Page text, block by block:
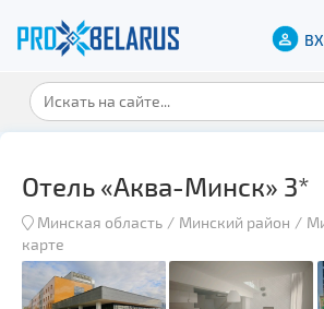
Отель «Аква-Минск» 3*
Минская область Минский район
карте